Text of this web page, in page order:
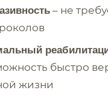
– не
быстро
жизни